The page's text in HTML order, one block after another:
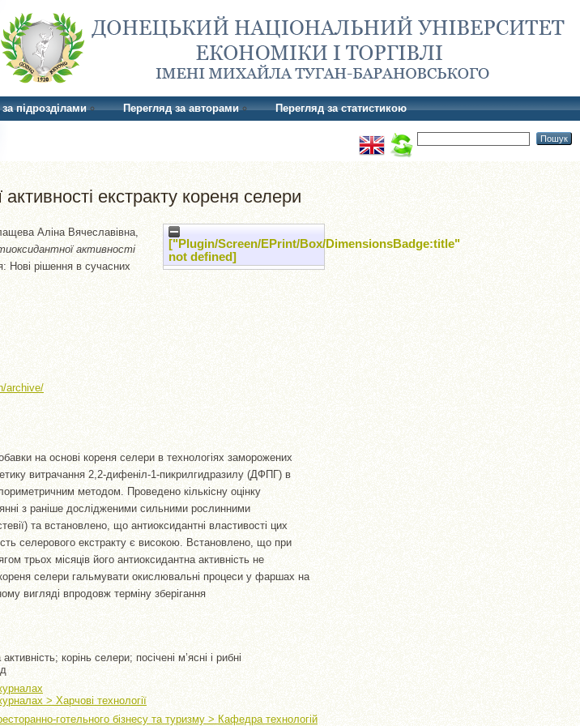
підрозділами Перегляд за авторами Перегляд за статистикою
екстракту кореня селери
["Plugin/Screen/EPrint/Box/DimensionsBadge:title"
not defined]
Аліна Вячеславівна,
активності
Нові рішення в сучасних
archive/
на основі кореня селери в технологіях заморожених
витрачання 2,2-дифеніл-1-пикрилгидразилу (ДФПГ) в
методом. Проведено кількісну оцінку
з раніше дослідженими сильними рослинними
та встановлено, що антиоксидантні властивості цих
селерового екстракту є високою. Встановлено, що при
трьох місяців його антиоксидантна активність не
селери гальмувати окислювальні процеси у фаршах на
вигляді впродовж терміну зберігання
корінь селери; посічені м’ясні і рибні
> Харчові технології
готельного бізнесу та туризму > Кафедра технологій